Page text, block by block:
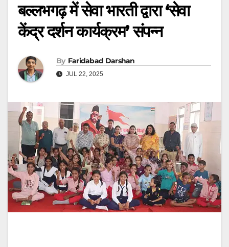
बल्लभगढ़ में सेवा भारती द्वारा ‘सेवा
केंद्र दर्शन कार्यक्रम’ संपन्न
By Faridabad Darshan
JUL 22, 2025